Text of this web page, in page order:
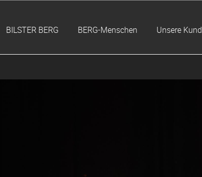
BILSTER BERG BERG-Menschen Unsere